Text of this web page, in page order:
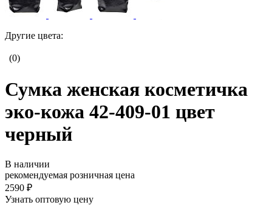
Другие цвета:
(0)
Сумка женская косметичка
эко-кожа 42-409-01 цвет
черный
В наличии
рекомендуемая розничная цена
2590 ₽
Узнать оптовую цену